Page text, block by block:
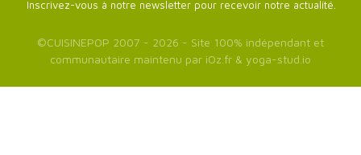
Inscrivez-vous à notre newsletter pour recevoir notre actualité.
©CUISINEPOP 2007 - 2026 - Site 100% indépendant et
communautaire maintenu par iOz.fr & yoga-stud.io